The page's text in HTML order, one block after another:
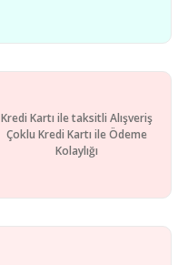
Kredi Kartı ile taksitli Alışveriş
Çoklu Kredi Kartı ile Ödeme
Kolaylığı